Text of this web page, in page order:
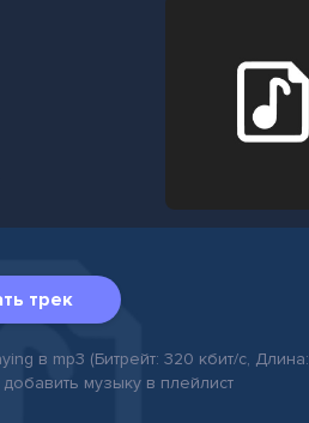
трек
в mp3 (Битрейт: 320 кбит/с, Длина:
музыку в плейлист